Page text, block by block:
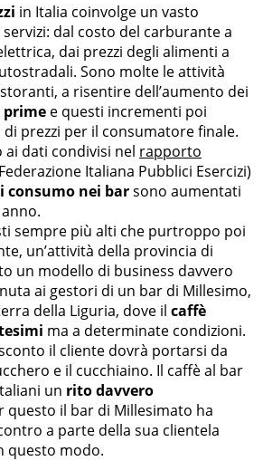
in Italia coinvolge un vasto
dal costo del carburante a
dai prezzi degli alimenti a
Sono molte le attività
a risentire dell’aumento dei
prime e questi incrementi poi
prezzi per il consumatore finale.
ai dati condivisi nel rapporto
Italiana Pubblici Esercizi)
consumo nei barsono aumentati
sempre più alti che purtroppo poi
un’attività della provincia di
un modello di business davvero
ai gestori di un bar di Millesimo,
della Liguria, dove il caffè
ma a determinate condizioni.
il cliente dovrà portarsi da
e il cucchiaino. Il caffè al bar
un rito davvero
questo il bar di Millesimato ha
a parte della sua clientela
questo modo.